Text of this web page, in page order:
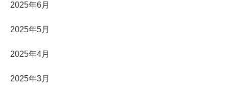
2025年6月
2025年5月
2025年4月
2025年3月